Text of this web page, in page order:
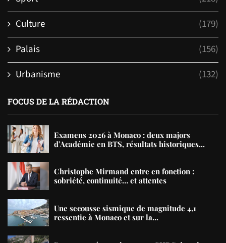
Culture
(179)
Palais
(156)
Urbanisme
(132)
FOCUS DE LA RÉDACTION
Examens 2026 à Monaco : deux majors
d’Académie en BTS, résultats historiques...
Christophe Mirmand entre en fonction :
sobriété, continuité… et attentes
Une secousse sismique de magnitude 4,1
ressentie à Monaco et sur la...